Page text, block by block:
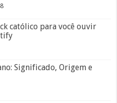
católico para você ouvir
Significado, Origem e